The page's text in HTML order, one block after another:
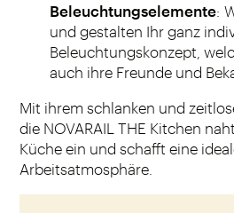
Beleuchtungselemente:
und gestalten Ihr ganz
Beleuchtungskonzept,
auch ihre Freunde und
Mit ihrem schlanken und
die NOVARAIL THE Kitchen
Küche ein und schafft eine
Arbeitsatmosphäre.